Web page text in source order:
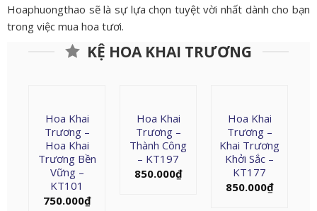
Hoaphuongthao sẽ là sự lựa chọn tuyệt vời nhất dành cho bạn
trong việc mua hoa tươi.
KỆ HOA KHAI TRƯƠNG
Hoa Khai
Trương –
Hoa Khai
Trương Bền
Vững –
KT101
750.000₫
Hoa Khai
Trương –
Thành Công
– KT197
850.000₫
Hoa Khai
Trương –
Khai Trương
Khởi Sắc –
KT177
850.000₫